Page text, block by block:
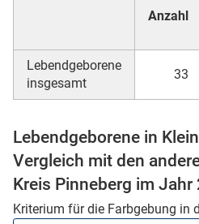
Anzahl
Lebendgeborene
insgesamt
33
Lebendgeborene in
Vergleich mit den
Kreis Pinneberg im Jahr
Kriterium für die Farbgebung in